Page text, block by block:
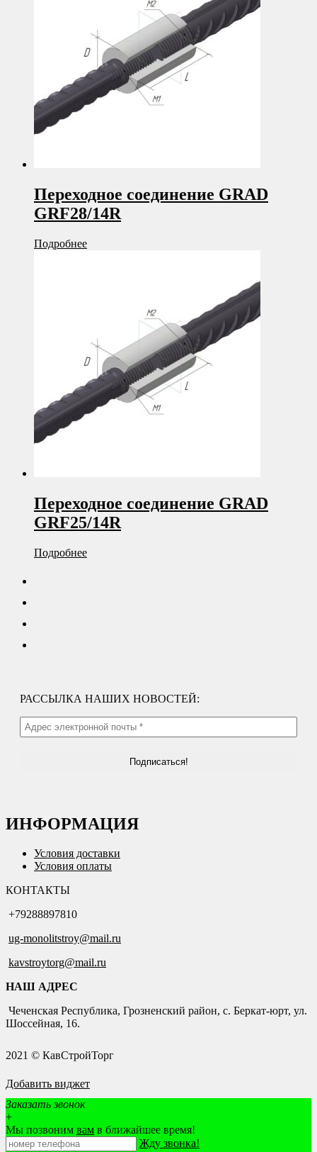
Переходное соединение GRAD
GRF28/14R
Подробнее
Переходное соединение GRAD
GRF25/14R
Подробнее
РАССЫЛКА НАШИХ НОВОСТЕЙ:
ИНФОРМАЦИЯ
Условия доставки
Условия оплаты
КОНТАКТЫ
+79288897810
ug-monolitstroy@mail.ru
kavstroytorg@mail.ru
НАШ АДРЕС
Чеченская Республика, Грозненский район, с. Беркат-юрт, ул.
Шоссейная, 16.
2021 © КавСтройТорг
Добавить виджет
Заказать звонок
+
Мы позвоним вам в ближайшее время!
Жду звонка!